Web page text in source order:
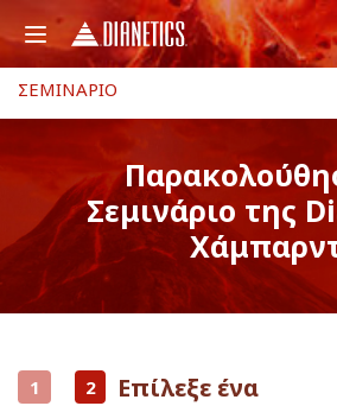
ΣΕΜΙΝΑΡΙΟ
Σεμινάριο της
1 2
Επίλεξε ένα